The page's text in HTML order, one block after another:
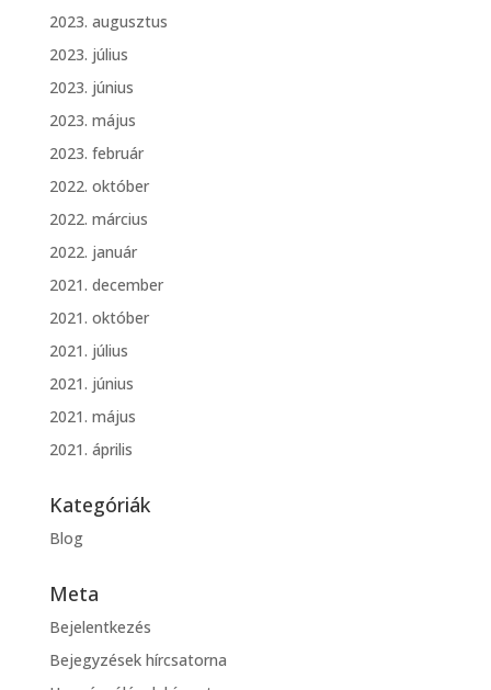
2023. augusztus
2023. július
2023. június
2023. május
2023. február
2022. október
2022. március
2022. január
2021. december
2021. október
2021. július
2021. június
2021. május
2021. április
Kategóriák
Blog
Meta
Bejelentkezés
Bejegyzések hírcsatorna